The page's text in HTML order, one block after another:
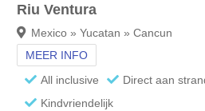
Riu Ventura
Mexico » Yucatan » Cancun
MEER INFO
All inclusive
Direct aan
Kindvriendelijk